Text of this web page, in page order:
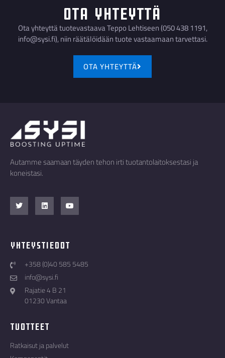
Ota yhteyttä
Ota yhteyttä tuotevastaava Teppo Lehtiseen (050 438 1191,
info@sysi.fi), niin räätälöidään tuote vastaamaan tarvettasi.
OTA YHTEYTTÄ
Autamme saamaan täyden tehon irti tuotantolaitoksestasi ja
koneistasi.
Yhteystiedot
+358 (0)40 585 5485
info@sysi.fi
Rajatie 4 B 21
01230 Vantaa
Tuotteet
Ratkaisut ja palvelut